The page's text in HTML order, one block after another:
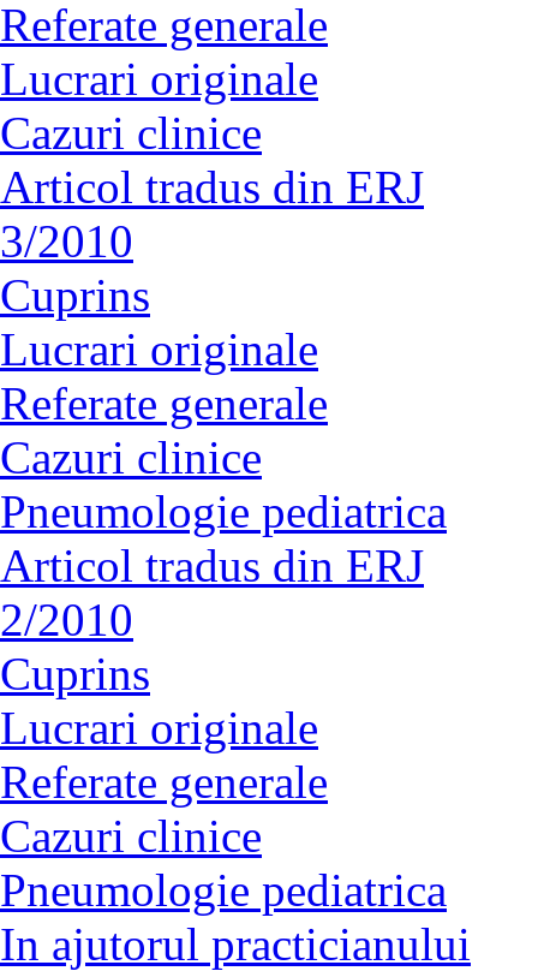
Referate generale
Lucrari originale
Cazuri clinice
Articol tradus din ERJ
3/2010
Cuprins
Lucrari originale
Referate generale
Cazuri clinice
Pneumologie pediatrica
Articol tradus din ERJ
2/2010
Cuprins
Lucrari originale
Referate generale
Cazuri clinice
Pneumologie pediatrica
In ajutorul practicianului